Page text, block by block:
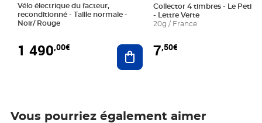
Vélo électrique du facteur,
reconditionné - Taille normale -
Noir/ Rouge
1 490,00€ Ajouter au panier
Collector 4 timbres - Le Petit
- Lettre Verte
20g / France
7,50€
Vous pourriez également aimer